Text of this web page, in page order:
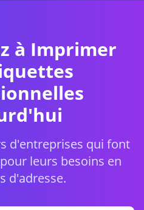
à Imprimer
d'entreprises qui font
leurs besoins en
d'adresse.